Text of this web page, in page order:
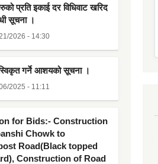
प्रति इकाई दर विधिवाट खरिद
सूचना ।
2026 - 14:30
गर्ने आशयको सूचना ।
2025 - 11:11
for Bids:- Construction
Chowk to
Road(Black topped
Construction of Road